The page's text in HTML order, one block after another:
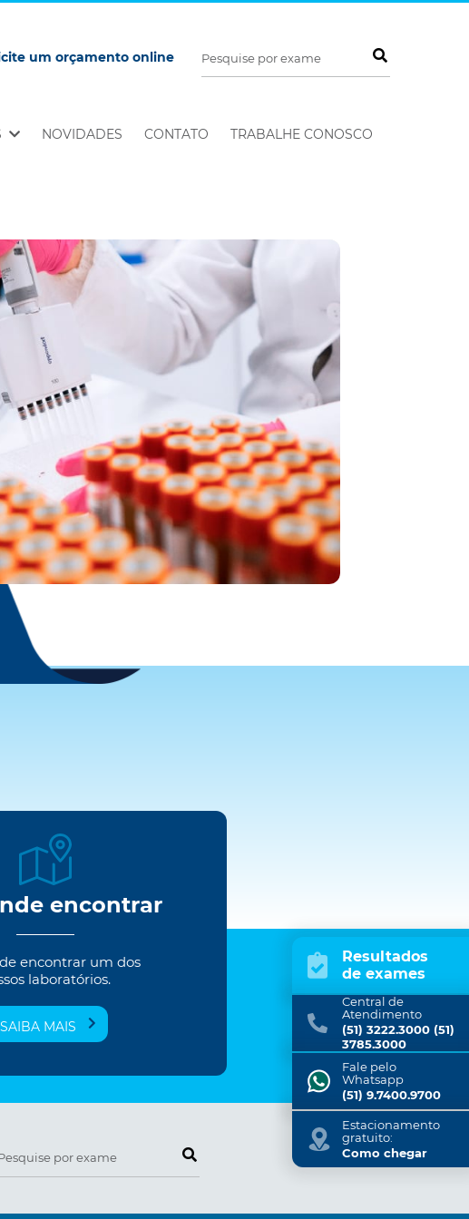
um orçamento online
NOVIDADES CONTATO TRABALHE CONOSCO
encontrar
encontrar um dos
laboratórios.
SAIBA MAIS
Pesquise por exame
Resultados
de exames
Central de
Atendimento
(51) 3222.3000 (51)
3785.3000
Fale pelo
Whatsapp
(51) 9.7400.9700
Estacionamento
gratuito:
Como chegar